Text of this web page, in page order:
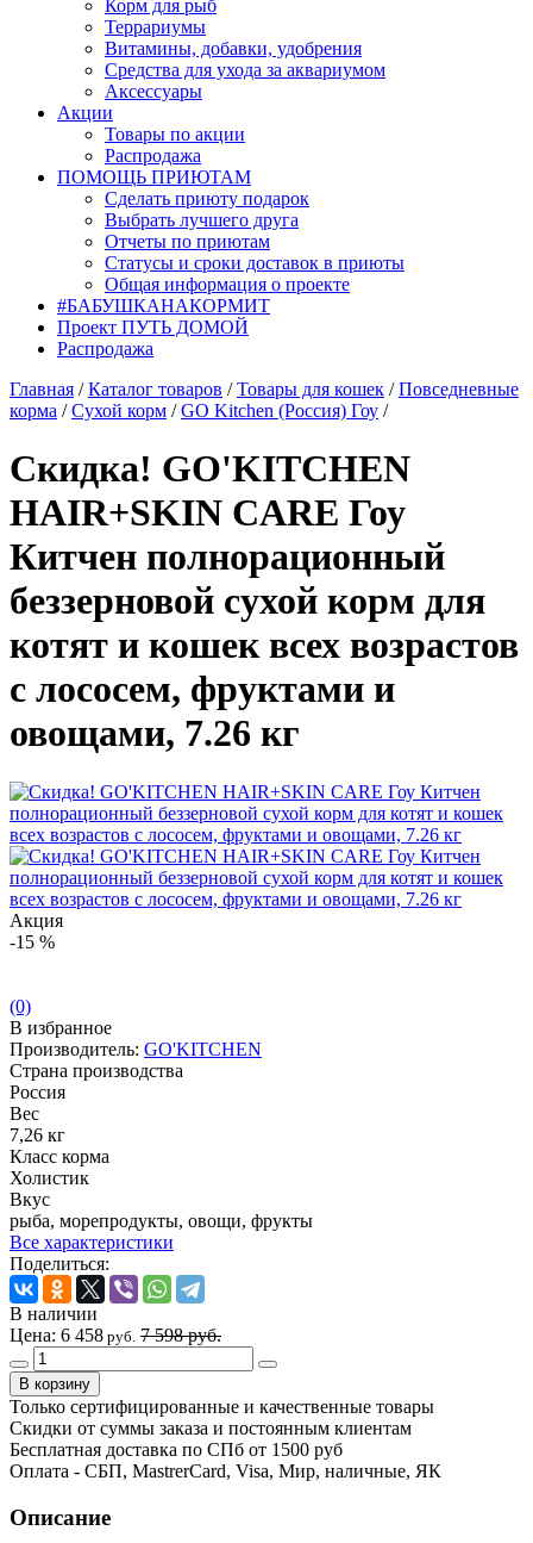
Корм для рыб
Террариумы
Витамины, добавки, удобрения
Средства для ухода за аквариумом
Аксессуары
Акции
Товары по акции
Распродажа
ПОМОЩЬ ПРИЮТАМ
Сделать приюту подарок
Выбрать лучшего друга
Отчеты по приютам
Статусы и сроки доставок в приюты
Общая информация о проекте
#БАБУШКАНАКОРМИТ
Проект ПУТЬ ДОМОЙ
Распродажа
Главная / Каталог товаров / Товары для кошек / Повседневные
корма / Сухой корм / GO Kitchen (Россия) Гоу /
Скидка! GO'KITCHEN
HAIR+SKIN CARE Гоу
Китчен полнорационный
беззерновой сухой корм для
котят и кошек всех возрастов
с лососем, фруктами и
овощами, 7.26 кг
Акция
-15 %
(0)
В избранное
Производитель: GO'KITCHEN
Страна производства
Россия
Вес
7,26 кг
Класс корма
Холистик
Вкус
рыба, морепродукты, овощи, фрукты
Все характеристики
Поделиться:
В наличии
Цена: 6 458 руб. 7 598 руб.
Только сертифицированные и качественные товары
Скидки от суммы заказа и постоянным клиентам
Бесплатная доставка по СПб от 1500 руб
Оплата - СБП, MastrerCard, Visa, Мир, наличные, ЯК
Описание